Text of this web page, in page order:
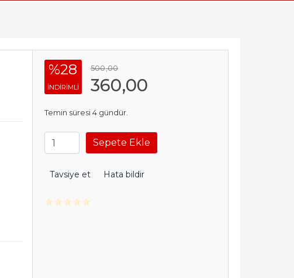
%28
INDIRIMLI
500,00
360,00
Temin süresi 4 gündür.
Sepete Ekle
Tavsiye et Hata bildir